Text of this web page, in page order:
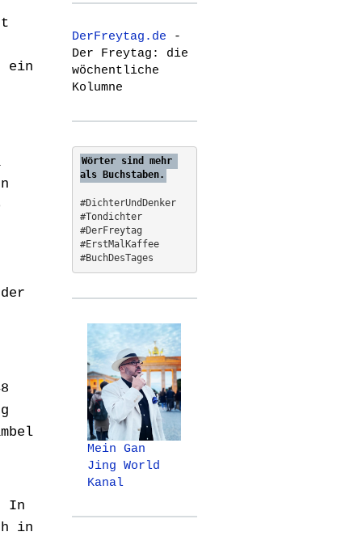
ein
In
in
r
h
f
o
r
DerFreytag.de -
Der Freytag: die
wöchentliche
Kolumne
Wörter sind mehr
als Buchstaben.
#DichterUndDenker
#Tondichter
#DerFreytag
#ErstMalKaffee
#BuchDesTages
Mein Gan
Jing World
Kanal